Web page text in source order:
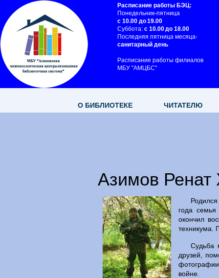
Расписание работы БЭЦ:
Понедельник-пятница
с 10.00 до 19.00
Суббота: с 10.00 до 18.00
Последняя пятница месяца-
санитарный день
Расписание работы филиалов
МБУ "АМЦБС"
О БИБЛИОТЕКЕ ЧИТАТЕЛЮ
Азимов Ренат
года
окончил
техникума.
Судьба
друзей,
войне.